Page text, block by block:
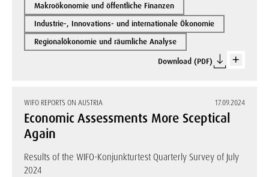
Makroökonomie und öffentliche Finanzen
Industrie-, Innovations- und internationale Ökonomie
Regionalökonomie und räumliche Analyse
Download (PDF)
WIFO REPORTS ON AUSTRIA 17.09.2024
Economic Assessments More Sceptical
Again
Results of the WIFO-Konjunkturtest Quarterly Survey of July
2024